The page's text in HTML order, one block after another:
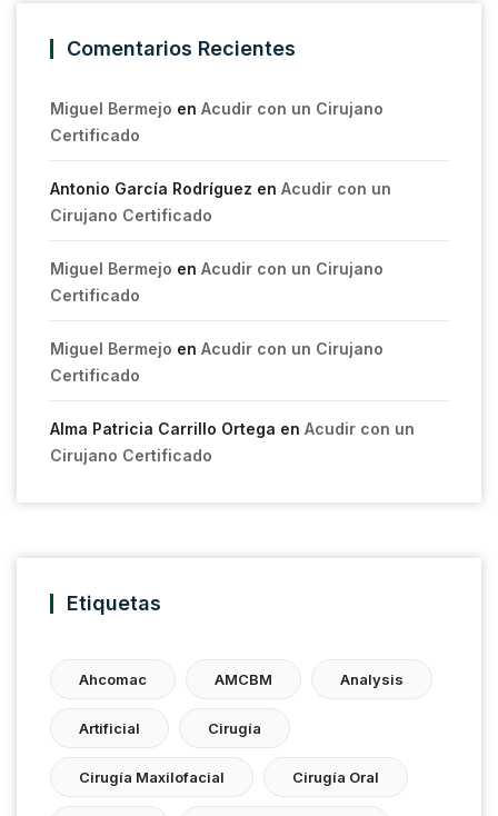
Comentarios Recientes
Miguel Bermejo en Acudir con un Cirujano
Certificado
Antonio García Rodríguez en Acudir con un
Cirujano Certificado
Miguel Bermejo en Acudir con un Cirujano
Certificado
Miguel Bermejo en Acudir con un Cirujano
Certificado
Alma Patricia Carrillo Ortega en Acudir con un
Cirujano Certificado
Etiquetas
Ahcomac AMCBM Analysis
Artificial Cirugía
Cirugía Maxilofacial Cirugía Oral